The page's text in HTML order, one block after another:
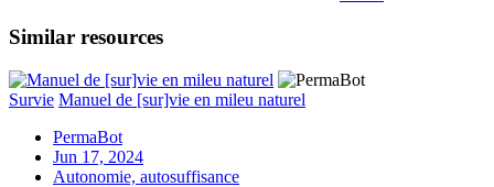
Similar resources
Survie Manuel de [sur]vie en mileu naturel
PermaBot
Jun 17, 2024
Autonomie, autosuffisance